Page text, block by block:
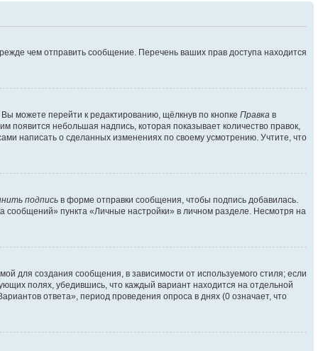
чем отправить сообщение. Перечень ваших прав доступа находится
можете перейти к редактированию, щёлкнув по кнопке Правка в
появится небольшая надпись, которая показывает количество правок,
написать о сделанных изменениях по своему усмотрению. Учтите, что
подпись в форме отправки сообщения, чтобы подпись добавилась.
пункта «Личные настройки» в личном разделе. Несмотря на
для создания сообщения, в зависимости от используемого стиля; если
полях, убедившись, что каждый вариант находится на отдельной
ответа», период проведения опроса в днях (0 означает, что